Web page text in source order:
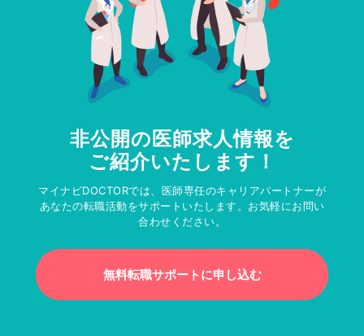
非公開の医師求人情報を
ご紹介いたします！
マイナビDOCTORでは、医師専任のキャリアパートナーが
あなたの転職活動をサポートいたします。お気軽にお問い
合わせください。
無料転職サポートに申し込む